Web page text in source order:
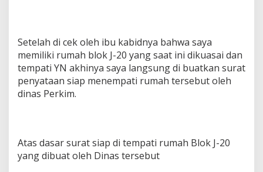
Setelah di cek oleh ibu kabidnya bahwa saya
memiliki rumah blok J-20 yang saat ini dikuasai dan
tempati YN akhinya saya langsung di buatkan surat
penyataan siap menempati rumah tersebut oleh
dinas Perkim.
Atas dasar surat siap di tempati rumah Blok J-20
yang dibuat oleh Dinas tersebut